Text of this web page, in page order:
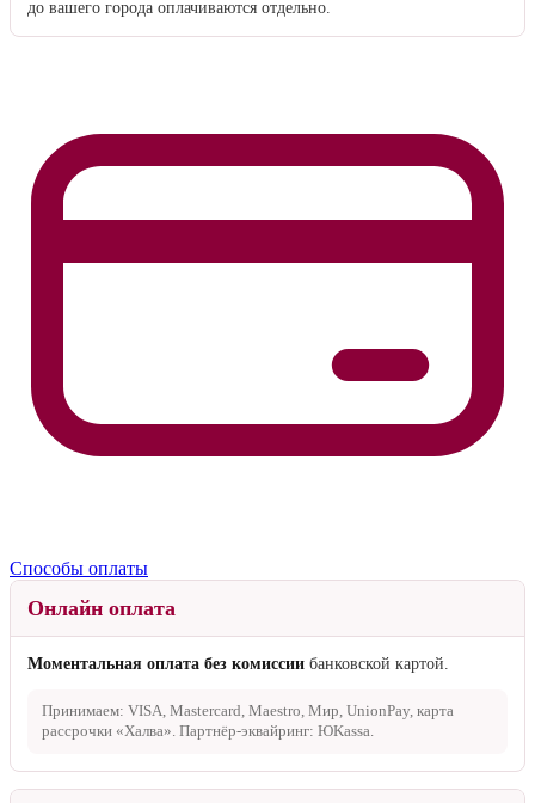
до вашего города оплачиваются отдельно.
Способы оплаты
Онлайн оплата
Моментальная оплата без комиссии банковской картой.
Принимаем: VISA, Mastercard, Maestro, Мир, UnionPay, карта
рассрочки «Халва». Партнёр-эквайринг: ЮKassa.